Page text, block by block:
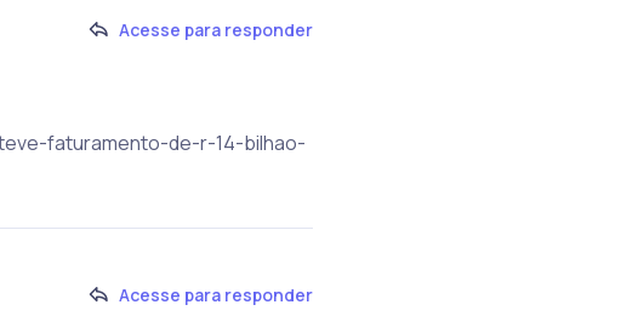
Acesse para responder
faturamento-de-r-14-bilhao-
Acesse para responder